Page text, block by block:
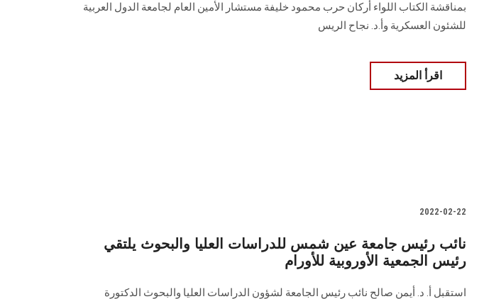
بمناقشة الكتاب اللواء أركان حرب محمود خليفة مستشار الأمين العام لجامعة الدول العربية
للشئون العسكرية وأ.د. نجاح الريس
اقرأ المزيد
2022-02-22
نائب رئيس جامعة عين شمس للدراسات العليا والبحوث يلتقي
رئيس الجمعية الأوروبية للأورام
استقبل أ. د. أيمن صالح نائب رئيس الجامعة لشؤون الدراسات العليا والبحوث الدكتورة